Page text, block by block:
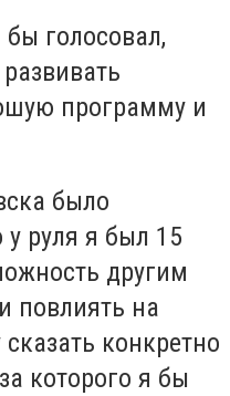
бы голосовал,
программу и
было
у руля я был 15
другим
повлиять на
конкретно
которого я бы